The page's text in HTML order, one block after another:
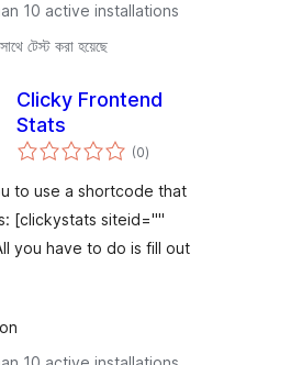
10 active installations
টেস্ট করা হয়েছে
Clicky Frontend
Stats
(0total
ratings
)
to use a shortcode that
[clickystats siteid=""
you have to do is fill out